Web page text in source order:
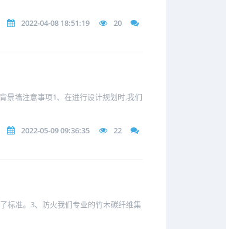
2022-04-08 18:51:19 20
景墙注意事项1、在进行设计规划时,我们
2022-05-09 09:36:35 22
标准。3、防火我们专业的竹木碳纤维集